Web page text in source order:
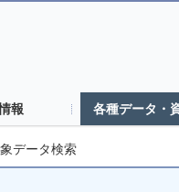
報 各種データ・
データ検索